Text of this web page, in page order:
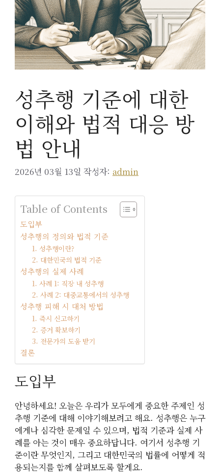
성추행 기준에 대한
이해와 법적 대응 방
법 안내
2026년 03월 13일 작성자: admin
Table of Contents
도입부
성추행의 정의와 법적 기준
1. 성추행이란?
2. 대한민국의 법적 기준
성추행의 실제 사례
1. 사례 1: 직장 내 성추행
2. 사례 2: 대중교통에서의 성추행
성추행 피해 시 대처 방법
1. 즉시 신고하기
2. 증거 확보하기
3. 전문가의 도움 받기
결론
도입부
안녕하세요! 오늘은 우리가 모두에게 중요한 주제인 성
추행 기준에 대해 이야기해보려고 해요. 성추행은 누구
에게나 심각한 문제일 수 있으며, 법적 기준과 실제 사
례를 아는 것이 매우 중요하답니다. 여기서 성추행 기
준이란 무엇인지, 그리고 대한민국의 법률에 어떻게 적
용되는지를 함께 살펴보도록 할게요.